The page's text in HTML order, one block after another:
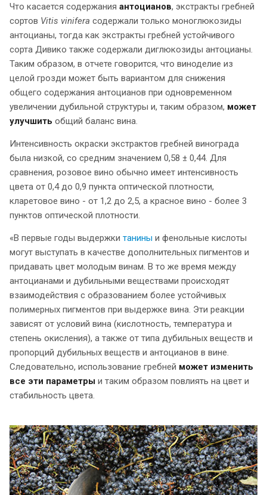
Что касается содержания антоцианов, экстракты гребней
сортов Vitis vinifera содержали только моноглюкозиды
антоцианы, тогда как экстракты гребней устойчивого
сорта Дивико также содержали диглюкозиды антоцианы.
Таким образом, в отчете говорится, что виноделие из
целой грозди может быть вариантом для снижения
общего содержания антоцианов при одновременном
увеличении дубильной структуры и, таким образом, может
улучшить общий баланс вина.
Интенсивность окраски экстрактов гребней винограда
была низкой, со средним значением 0,58 ± 0,44. Для
сравнения, розовое вино обычно имеет интенсивность
цвета от 0,4 до 0,9 пункта оптической плотности,
кларетовое вино - от 1,2 до 2,5, а красное вино - более 3
пунктов оптической плотности.
«В первые годы выдержки танины и фенольные кислоты
могут выступать в качестве дополнительных пигментов и
придавать цвет молодым винам. В то же время между
антоцианами и дубильными веществами происходят
взаимодействия с образованием более устойчивых
полимерных пигментов при выдержке вина. Эти реакции
зависят от условий вина (кислотность, температура и
степень окисления), а также от типа дубильных веществ и
пропорций дубильных веществ и антоцианов в вине.
Следовательно, использование гребней может изменить
все эти параметры и таким образом повлиять на цвет и
стабильность цвета.